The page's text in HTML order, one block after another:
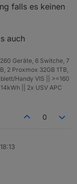
falls es keinen
auch
Geräte, 6 Switche, 7
2 Proxmox 32GB 1TB,
Handy VIS || >=160
|| 2x USV APC
0